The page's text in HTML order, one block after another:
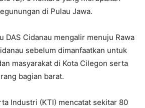
di Pulau Jawa.
DAS Cidanau mengalir menuju Rawa
sebelum dimanfaatkan untuk
masyarakat di Kota Cilegon serta
bagian barat.
Industri (KTI) mencatat sekitar 80